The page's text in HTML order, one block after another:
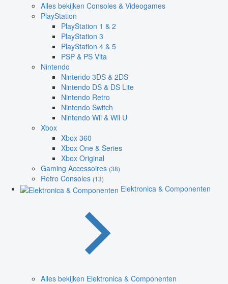
Alles bekijken Consoles & Videogames
PlayStation
PlayStation 1 & 2
PlayStation 3
PlayStation 4 & 5
PSP & PS Vita
Nintendo
Nintendo 3DS & 2DS
Nintendo DS & DS Lite
Nintendo Retro
Nintendo Switch
Nintendo Wii & Wii U
Xbox
Xbox 360
Xbox One & Series
Xbox Original
Gaming Accessoires (38)
Retro Consoles (13)
Elektronica & Componenten
Alles bekijken Elektronica & Componenten